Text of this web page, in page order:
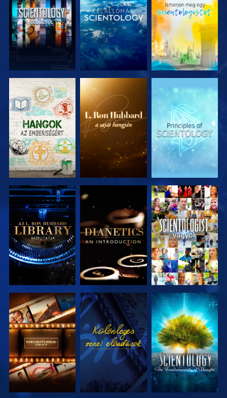
A SOROZAT
RÉSZEI
A SOROZAT
RÉSZEI
A SOROZAT
RÉSZEI
A SOROZAT
RÉSZEI
A SOROZAT
RÉSZEI
MŰSORNÉZÉS
A SOROZAT
RÉSZEI
MŰSORNÉZÉS
A SOROZAT
RÉSZEI